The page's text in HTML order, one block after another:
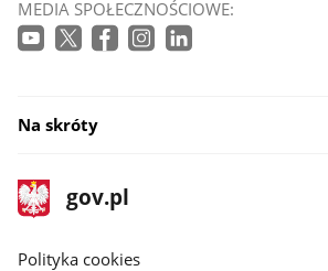
MEDIA SPOŁECZNOŚCIOWE:
Na skróty
stopka
gov.pl
Strona
gov.pl
gov.pl
Polityka cookies